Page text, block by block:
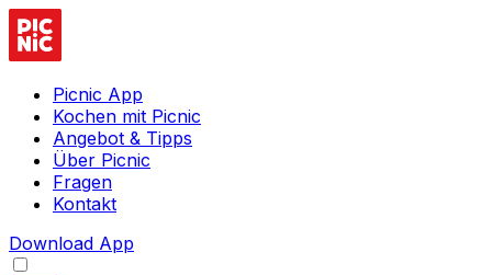
Picnic App
Kochen mit Picnic
Angebot & Tipps
Über Picnic
Fragen
Kontakt
Download App